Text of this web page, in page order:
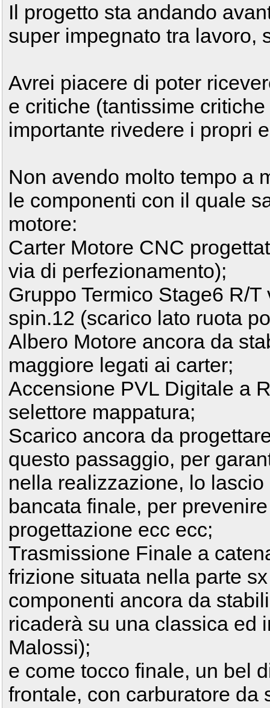
Il progetto sta andando
super impegnato tra lavoro,
Avrei piacere di poter
e critiche (tantissime
importante rivedere i propri
Non avendo molto tempo a
le componenti con il quale
motore:
Carter Motore CNC
via di perfezionamento);
Gruppo Termico Stage6 R/
spin.12 (scarico lato ruota
Albero Motore ancora da
maggiore legati ai carter;
Accensione PVL Digitale a
selettore mappatura;
Scarico ancora da
questo passaggio, per
nella realizzazione, lo
bancata finale, per
progettazione ecc ecc;
Trasmissione Finale a
frizione situata nella parte
componenti ancora da
ricaderà su una classica ed
Malossi);
e come tocco finale, un bel
frontale, con carburatore da